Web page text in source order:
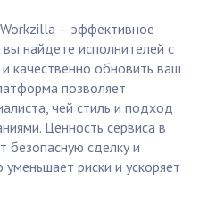
– эффективное
найдете исполнителей с
качественно обновить ваш
позволяет
чей стиль и подход
Ценность сервиса в
безопасную сделку и
риски и ускоряет